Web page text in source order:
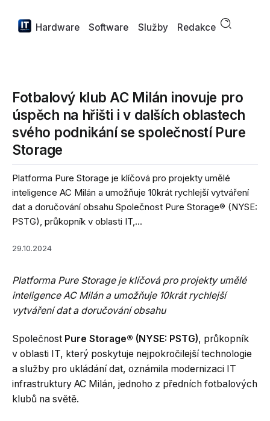
Hardware Software Služby Redakce
Fotbalový klub AC Milán inovuje pro
úspěch na hřišti i v dalších oblastech
svého podnikání se společností Pure
Storage
Platforma Pure Storage je klíčová pro projekty umělé
inteligence AC Milán a umožňuje 10krát rychlejší vytváření
dat a doručování obsahu Společnost Pure Storage® (NYSE:
PSTG), průkopník v oblasti IT,...
29.10.2024
Platforma Pure Storage je klíčová pro projekty umělé
inteligence AC Milán a umožňuje 10krát rychlejší
vytváření dat a doručování obsahu
Společnost Pure Storage® (NYSE: PSTG), průkopník
v oblasti IT, který poskytuje nejpokročilejší technologie
a služby pro ukládání dat, oznámila modernizaci IT
infrastruktury AC Milán, jednoho z předních fotbalových
klubů na světě.